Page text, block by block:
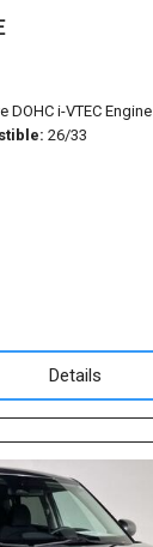
DOHC i-VTEC Engine
26/33
Details